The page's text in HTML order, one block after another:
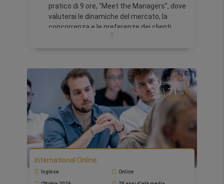
pratico di 9 ore, "Meet the Managers", dove
valuterai le dinamiche del mercato, la
concorrenza e le preferenze dei clienti
insieme ai manager di Pfizer.
Farmindustria
Business in action: Partecipazione a un
processo simulato di sviluppo di un
farmaco, in cui gli studenti attraversano
varie fasi, tra cui la ricerca preclinica, gli
studi clinici, l'approvazione normativa e la
commercializzazione.
Questo Master fornisce ai partecipanti una
comprensione completa della gestione
Enrollment
71%
International Online
Inglese Online